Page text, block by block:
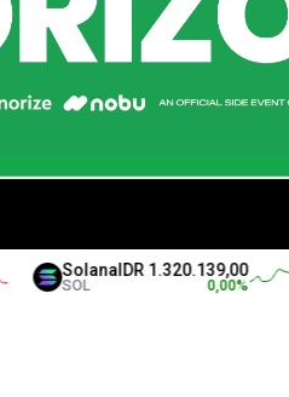
SolanaIDR 1.320.139,00
SOL